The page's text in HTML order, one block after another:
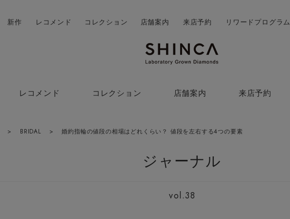
レコメンド コレクション 店舗案内 来店予約
新作 レコメンド コレクション 店舗案内 来店予約 リワードプログラム
> BRIDAL > 婚約指輪の値段の相場はどれくらい？ 値段を左右する4つの要素
ジャーナル
vol.38